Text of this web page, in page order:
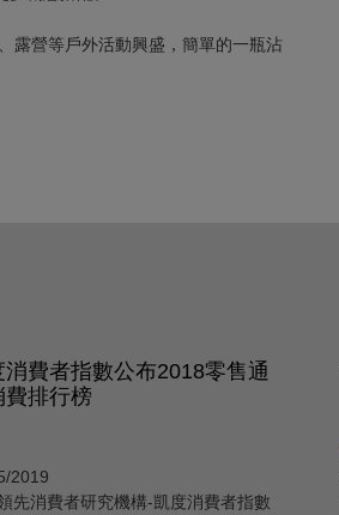
露營等戶外活動興盛，簡單的一瓶沾
消費者指數公布2018零售通
費排行榜
2019
先消費者研究機構-凱度消費者指數